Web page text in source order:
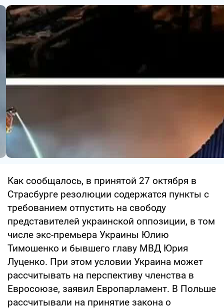
Как сообщалось, в принятой 27 октября в
Страсбурге резолюции содержатся пункты с
требованием отпустить на свободу
представителей украинской оппозиции, в том
числе экс-премьера Украины Юлию
Тимошенко и бывшего главу МВД Юрия
Луценко. При этом условии Украина может
рассчитывать на перспективу членства в
Евросоюзе, заявил Европарламент. В Польше
рассчитывали на принятие закона о